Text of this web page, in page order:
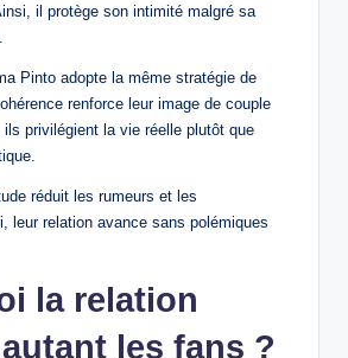
il protège son intimité malgré sa
Pinto adopte la même stratégie de
renforce leur image de couple
privilégient la vie réelle plutôt que
réduit les rumeurs et les
leur relation avance sans polémiques
la relation
les fans ?